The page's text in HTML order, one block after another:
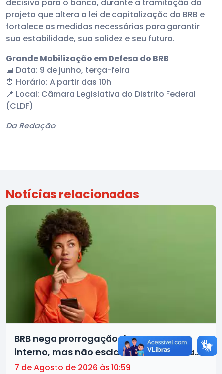
decisivo para o banco, durante a tramitação do
projeto que altera a lei de capitalização do BRB e
fortalece as medidas necessárias para garantir
sua estabilidade, sua solidez e seu futuro.
Grande Mobilização em Defesa do BRB
📅 Data: 9 de junho, terça-feira
⏰ Horário: A partir das 10h
📍 Local: Câmara Legislativa do Distrito Federal
(CLDF)
Da Redação
Notícias relacionadas
BRB nega prorrogação de processo
interno, mas não esclarece motivos da
decisão
7 de Agosto de 2026 às 10:59